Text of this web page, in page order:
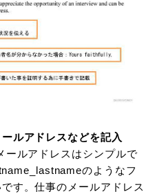
ルアドレスなどを記入
ルアドレスはシンプルで
のようなフ
す。仕事のメールアドレス